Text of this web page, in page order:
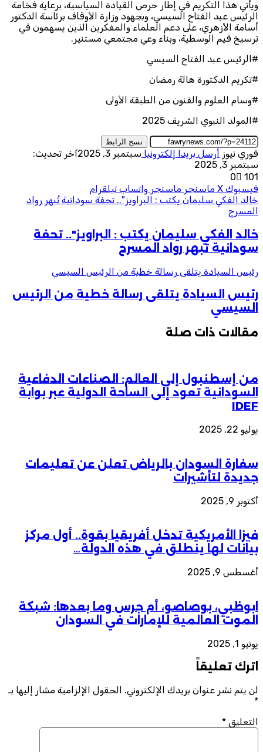
ويأتي هذا التكريم في إطار حرص القيادة السياسية، برعاية فخامة
الرئيس عبد الفتاح السيسي، وبجهود وزارة الأوقاف برئاسة الدكتور
أسامة الأزهري، على دعم العلماء والمفكرين الذين يسهمون في
ترسيخ قيم الوسطية، وبناء وعي مجتمعي مستنير.
#الرئيس عبد الفتاح السيسي
#تكريم الدكتورة هالة رمضان
#وسام العلوم والفنون من الطبقة الأولى
#المولد النبوي الشريف 2025
نسخ الرابط
فوري نيوز أرسل بريدا إلكترونيا سبتمبر 3, 2025
آخر تحديث:
سبتمبر 3, 2025
0
101
فيسبوك ‫X ماسنجر ماسنجر واتساب تيلقرام
خالد الفكي سليمان يكتب : البراويز".. تحفة سودانية تُبهر رواد
المسرح
خالد الفكي سليمان يكتب : البراويز".. تحفة
سودانية تُبهر رواد المسرح
رئيس السيادة يتلقى رسالة خطية من الرئيس السيسي
رئيس السيادة يتلقى رسالة خطية من الرئيس
السيسي
مقالات ذات صلة
من إسطنبول إلى العالم: الصناعات الدفاعية
السودانية تعود إلى الساحة الدولية عبر بوابة
IDEF
يوليو 22, 2025
سفارة السودان بالرياض تعلن عن تعليمات
جديدة لتأشيرات
أكتوبر 9, 2025
فيزا الأمريكية تدخل أفريقيا بقوة.. أول مركز
بيانات لها ينطلق في هذه الدولة…
أغسطس 9, 2025
ابوظبي، بوصاصو، أم جرس وما بعدها: شبكة
الموت العالمية للإمارات في السودان
يونيو 1, 2025
اترك تعليقاً
لن يتم نشر عنوان بريدك الإلكتروني. الحقول الإلزامية مشار إليها بـ
*
التعليق *